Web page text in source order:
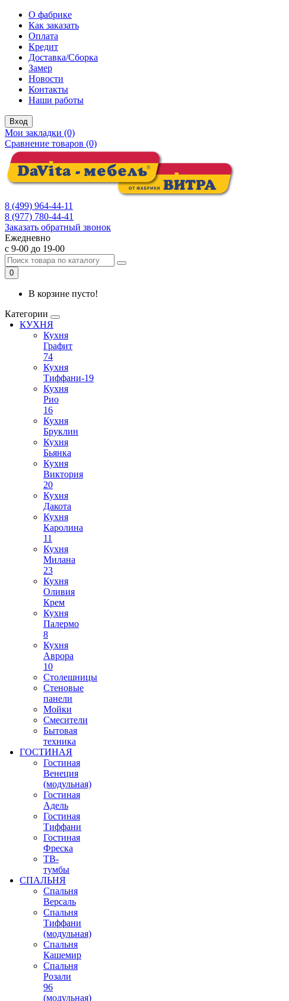
О фабрике
Как заказать
Оплата
Кредит
Доставка/Сборка
Замер
Новости
Контакты
Наши работы
Вход
Мои закладки (0)
Сравнение товаров (0)
8 (499) 964-44-11
8 (977) 780-44-41
Заказать обратный звонок
Ежедневно
с 9-00 до 19-00
0
В корзине пусто!
Категории
КУХНЯ
Кухня
Графит
74
Кухня
Тиффани-19
Кухня
Рио
16
Кухня
Бруклин
Кухня
Бьянка
Кухня
Виктория
20
Кухня
Дакота
Кухня
Каролина
11
Кухня
Милана
23
Кухня
Оливия
Крем
Кухня
Палермо
8
Кухня
Аврора
10
Столешницы
Стеновые
панели
Мойки
Смесители
Бытовая
техника
ГОСТИНАЯ
Гостиная
Венеция
(модульная)
Гостиная
Адель
Гостиная
Тиффани
Гостиная
Фреска
ТВ-
тумбы
СПАЛЬНЯ
Спальня
Версаль
Спальня
Тиффани
(модульная)
Спальня
Кашемир
Спальня
Розали
96
(модульная)